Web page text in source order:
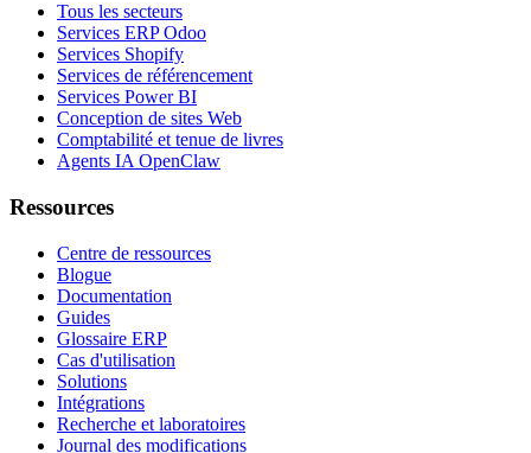
Tous les secteurs
Services ERP Odoo
Services Shopify
Services de référencement
Services Power BI
Conception de sites Web
Comptabilité et tenue de livres
Agents IA OpenClaw
Ressources
Centre de ressources
Blogue
Documentation
Guides
Glossaire ERP
Cas d'utilisation
Solutions
Intégrations
Recherche et laboratoires
Journal des modifications